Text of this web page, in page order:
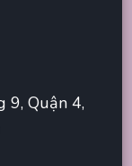
9, Quận 4,